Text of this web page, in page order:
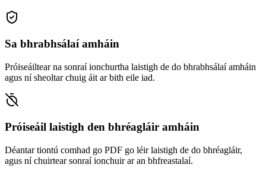
Sa bhrabhsálaí amháin
Próiseáiltear na sonraí ionchurtha laistigh de do bhrabhsálaí amháin
agus ní sheoltar chuig áit ar bith eile iad.
Próiseáil laistigh den bhréagláir amháin
Déantar tiontú comhad go PDF go léir laistigh de do bhréagláir,
agus ní chuirtear sonraí ionchuir ar an bhfreastalaí.